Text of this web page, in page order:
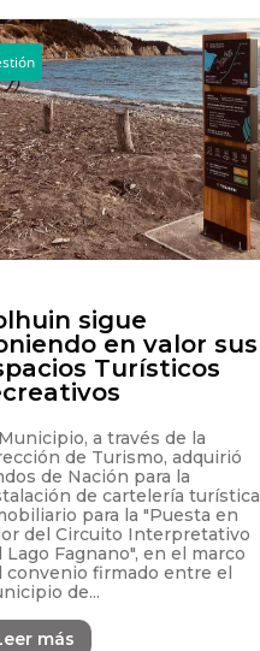
sigue
en valor sus
Turísticos
a través de la
de Turismo, adquirió
de Nación para la
de cartelería turística
para la "Puesta en
del Circuito Interpretativo
Lago Fagnano", en el marco
convenio firmado entre el
de...
más